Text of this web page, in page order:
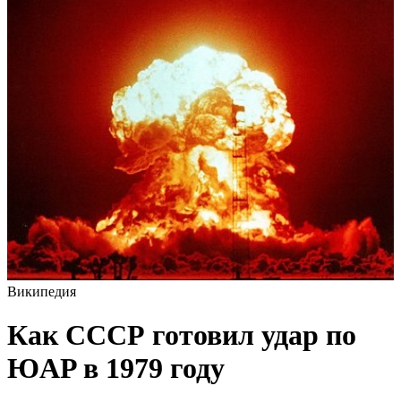
Википедия
Как СCCР готовил удар по
ЮAP в 1979 году